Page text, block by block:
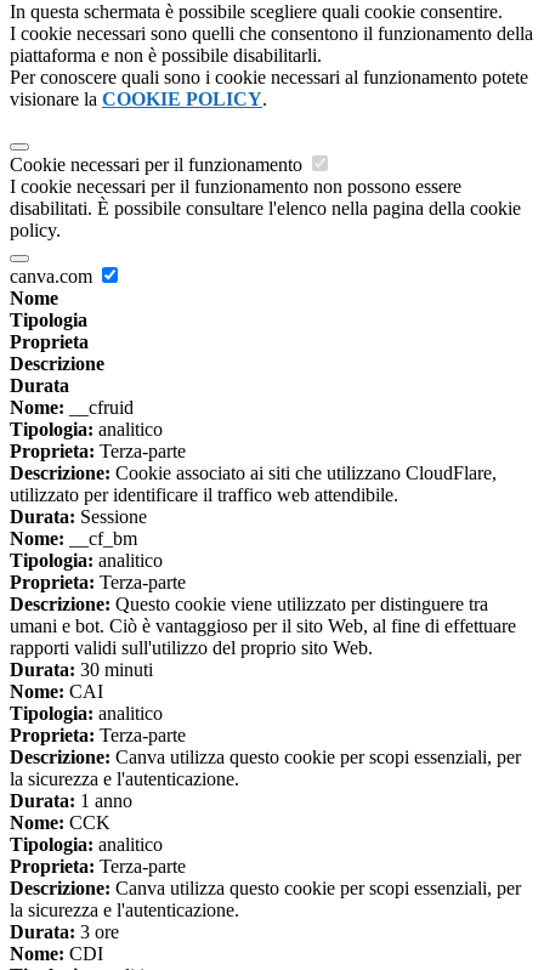
In questa schermata è possibile scegliere quali cookie consentire.
I cookie necessari sono quelli che consentono il funzionamento della
piattaforma e non è possibile disabilitarli.
Per conoscere quali sono i cookie necessari al funzionamento potete
visionare la COOKIE POLICY.
Cookie necessari per il funzionamento
I cookie necessari per il funzionamento non possono essere
disabilitati. È possibile consultare l'elenco nella pagina della cookie
policy.
canva.com
Nome
Tipologia
Proprieta
Descrizione
Durata
Nome: __cfruid
Tipologia: analitico
Proprieta: Terza-parte
Descrizione: Cookie associato ai siti che utilizzano CloudFlare,
utilizzato per identificare il traffico web attendibile.
Durata: Sessione
Nome: __cf_bm
Tipologia: analitico
Proprieta: Terza-parte
Descrizione: Questo cookie viene utilizzato per distinguere tra
umani e bot. Ciò è vantaggioso per il sito Web, al fine di effettuare
rapporti validi sull'utilizzo del proprio sito Web.
Durata: 30 minuti
Nome: CAI
Tipologia: analitico
Proprieta: Terza-parte
Descrizione: Canva utilizza questo cookie per scopi essenziali, per
la sicurezza e l'autenticazione.
Durata: 1 anno
Nome: CCK
Tipologia: analitico
Proprieta: Terza-parte
Descrizione: Canva utilizza questo cookie per scopi essenziali, per
la sicurezza e l'autenticazione.
Durata: 3 ore
Nome: CDI